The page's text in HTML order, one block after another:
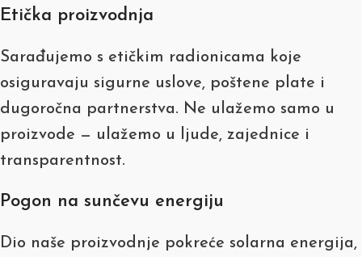
Etička proizvodnja
Sarađujemo s etičkim radionicama koje
osiguravaju sigurne uslove, poštene plate i
dugoročna partnerstva. Ne ulažemo samo u
proizvode — ulažemo u ljude, zajednice i
transparentnost.
Pogon na sunčevu energiju
Dio naše proizvodnje pokreće solarna energija,